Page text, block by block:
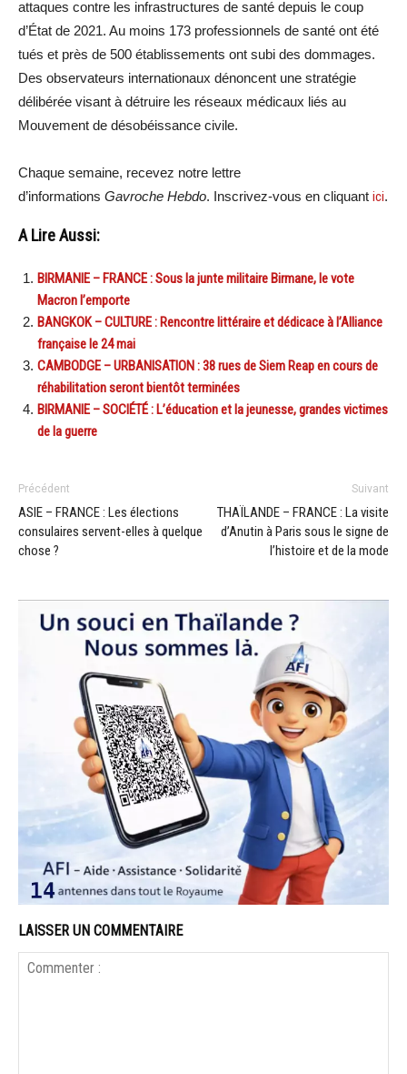
attaques contre les infrastructures de santé depuis le coup
d’État de 2021. Au moins 173 professionnels de santé ont été
tués et près de 500 établissements ont subi des dommages.
Des observateurs internationaux dénoncent une stratégie
délibérée visant à détruire les réseaux médicaux liés au
Mouvement de désobéissance civile.
Chaque semaine, recevez notre lettre
d’informations Gavroche Hebdo. Inscrivez-vous en cliquant ici.
A Lire Aussi:
BIRMANIE – FRANCE : Sous la junte militaire Birmane, le vote
Macron l’emporte
BANGKOK – CULTURE : Rencontre littéraire et dédicace à l’Alliance
française le 24 mai
CAMBODGE – URBANISATION : 38 rues de Siem Reap en cours de
réhabilitation seront bientôt terminées
BIRMANIE – SOCIÉTÉ : L’éducation et la jeunesse, grandes victimes
de la guerre
Précédent
ASIE – FRANCE : Les élections
consulaires servent-elles à quelque
chose ?
Suivant
THAÏLANDE – FRANCE : La visite
d’Anutin à Paris sous le signe de
l’histoire et de la mode
LAISSER UN COMMENTAIRE